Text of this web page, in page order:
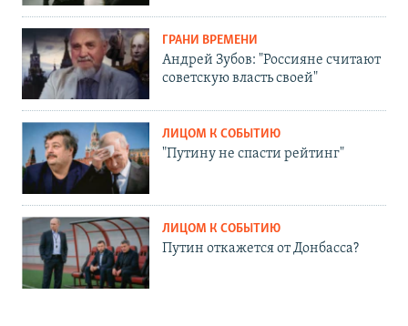
ГРАНИ ВРЕМЕНИ
Андрей Зубов: "Россияне считают
советскую власть своей"
ЛИЦОМ К СОБЫТИЮ
"Путину не спасти рейтинг"
ЛИЦОМ К СОБЫТИЮ
Путин откажется от Донбасса?